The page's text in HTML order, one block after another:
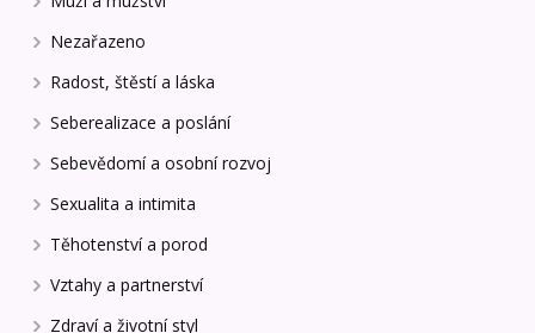
Nezařazeno
Radost, štěstí a láska
Seberealizace a poslání
Sebevědomí a osobní rozvoj
Sexualita a intimita
Těhotenství a porod
Vztahy a partnerství
Zdraví a životní styl